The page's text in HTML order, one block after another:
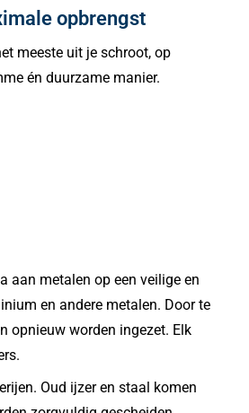
opbrengst
meeste uit je schroot, op
én duurzame manier.
aan metalen op een veilige en
en andere metalen. Door te
opnieuw worden ingezet. Elk
Oud ijzer en staal komen